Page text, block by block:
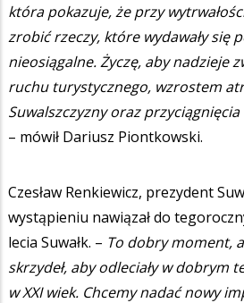
która pokazuje, że przy
zrobić rzeczy, które wydawały się
nieosiągalne. Życzę, aby nadzieje
ruchu turystycznego, wzrostem
Suwalszczyzny oraz przyciągnięcia
– mówił Dariusz Piontkowski.
Czesław Renkiewicz, prezydent
wystąpieniu nawiązał do
lecia Suwałk. – To dobry moment,
skrzydeł, aby odleciały w dobrym
w XXI wiek. Chcemy nadać nowy